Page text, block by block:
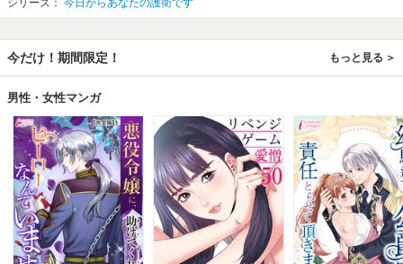
今だけ！期間限定！ もっと見る
男性・女性マンガ